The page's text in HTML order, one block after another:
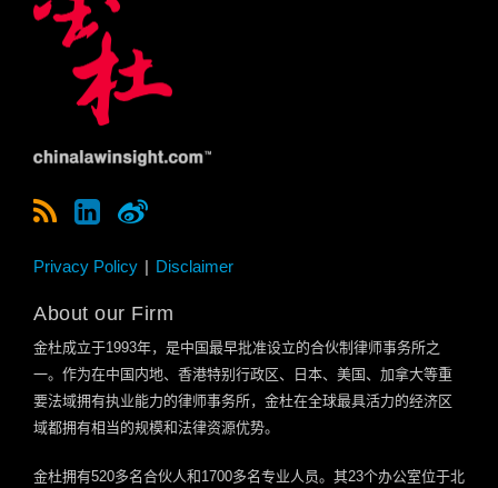
Privacy Policy Disclaimer
About our Firm
金杜成立于1993年，是中国最早批准设立的合伙制律师事务所之
一。作为在中国内地、香港特别行政区、日本、美国、加拿大等重
要法域拥有执业能力的律师事务所，金杜在全球最具活力的经济区
域都拥有相当的规模和法律资源优势。
金杜拥有520多名合伙人和1700多名专业人员。其23个办公室位于北